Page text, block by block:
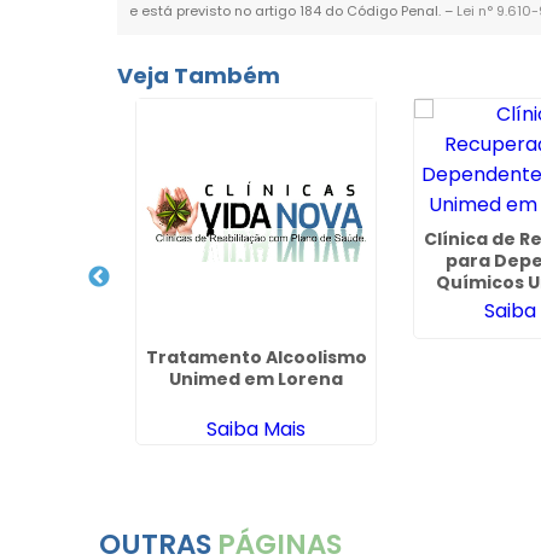
e está previsto no artigo 184 do Código Penal. – Lei n°
Veja Também
Tratamento Alcoolismo
Unimed em Lorena
Saiba Mais
Clínica de
para
Químicos
OUTRAS PÁGINAS